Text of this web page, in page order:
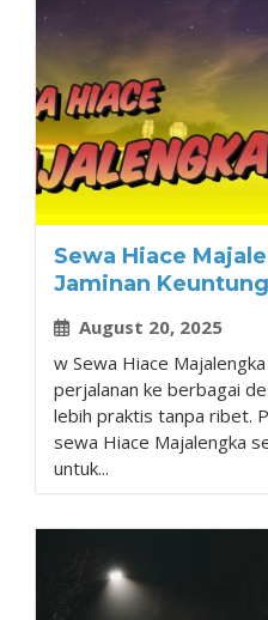
Sewa Hiace
Jaminan
August 20, 2025
w Sewa Hiace
perjalanan ke berbagai
lebih praktis tanpa ribet.
sewa Hiace Majalengka
untuk...